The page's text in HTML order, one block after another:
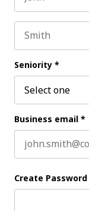
Seniority *
Business email *
Create Password